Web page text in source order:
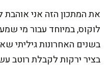
את המתכון הזה אני אוהבת
לוקוס, במיוחד עבור מי
בשנים האחרונות גיליתי
בציר ירקות לקבלת רוטב